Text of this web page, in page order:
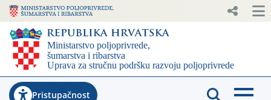
Pristupačnost